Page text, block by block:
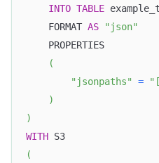
INTO TABLE
    FORMAT
AS
"json"
    PROPERTIES
(
"jsonpaths"
=
)
)
WITH S3
(